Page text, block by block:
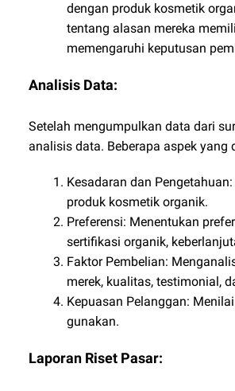
dengan produk kosmetik
tentang alasan mereka
memengaruhi keputusan
Analisis Data:
Setelah mengumpulkan data dari
analisis data. Beberapa aspek yang
Kesadaran dan
produk kosmetik organik.
Preferensi: Menentukan
sertifikasi organik,
Faktor Pembelian:
merek, kualitas, testimonial,
Kepuasan Pelanggan:
gunakan.
Laporan Riset Pasar: